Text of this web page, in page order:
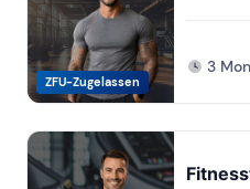
ZFU-Zugelassen
3